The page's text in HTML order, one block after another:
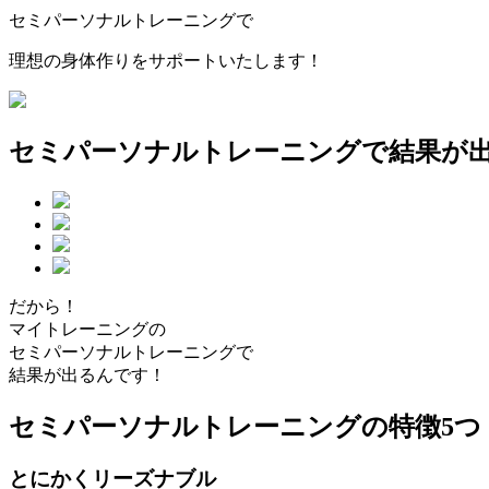
セミパーソナルトレーニングで
理想の身体作りをサポートいたします！
セミパーソナルトレーニングで結果が
だから！
マイトレーニングの
セミパーソナルトレーニングで
結果が出るんです！
セミパーソナルトレーニングの特徴5つ
とにかくリーズナブル